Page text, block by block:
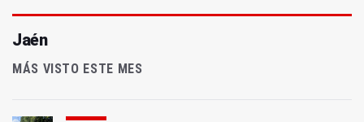
Jaén
MÁS VISTO ESTE MES